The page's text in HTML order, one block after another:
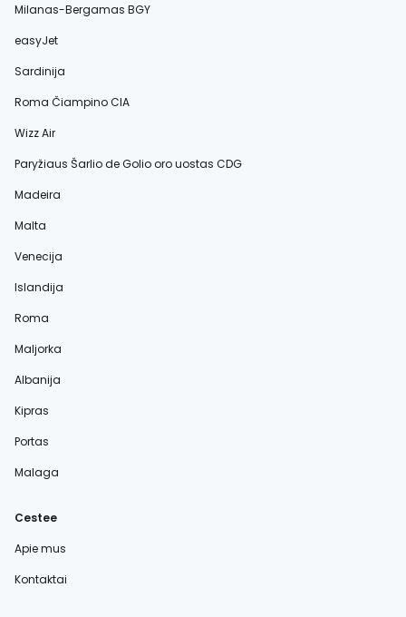
Milanas-Bergamas BGY
easyJet
Sardinija
Roma Čiampino CIA
Wizz Air
Paryžiaus Šarlio de Golio oro uostas CDG
Madeira
Malta
Venecija
Islandija
Roma
Maljorka
Albanija
Kipras
Portas
Malaga
Cestee
Apie mus
Kontaktai